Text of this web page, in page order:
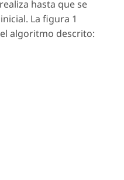
hasta que se
La figura 1
algoritmo descrito: